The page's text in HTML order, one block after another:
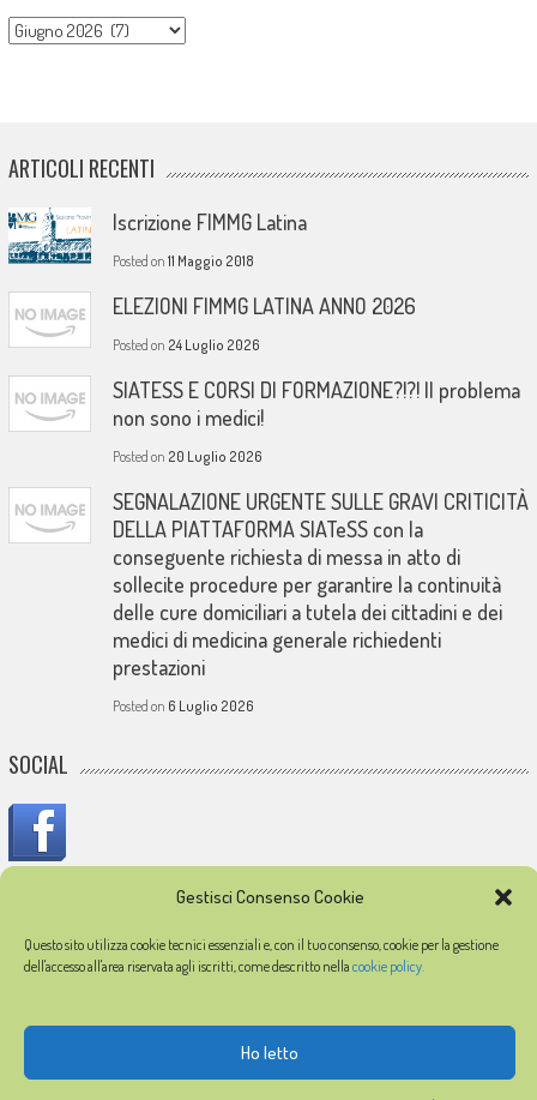
Gestisci Consenso Cookie
Questo sito utilizza cookie tecnici essenziali e, con il tuo consenso, cookie per la gestione
dell'accesso all'area riservata agli iscritti, come descritto nella cookie policy.
Ho letto
Archivi
ARTICOLI RECENTI
Iscrizione FIMMG Latina
Posted on 11 Maggio 2018
ELEZIONI FIMMG LATINA ANNO 2026
Posted on 24 Luglio 2026
SIATESS E CORSI DI FORMAZIONE?!?! Il problema
non sono i medici!
Posted on 20 Luglio 2026
SEGNALAZIONE URGENTE SULLE GRAVI CRITICITÀ
DELLA PIATTAFORMA SIATeSS con la
conseguente richiesta di messa in atto di
sollecite procedure per garantire la continuità
delle cure domiciliari a tutela dei cittadini e dei
medici di medicina generale richiedenti
prestazioni
Posted on 6 Luglio 2026
SOCIAL
In memoria dei medici caduti durante l'epidemia di COVID-19
FIMMG LatinaPartita IVA 91018750595
Privacy policy
Cookie policy Registrazione Profilo accedi